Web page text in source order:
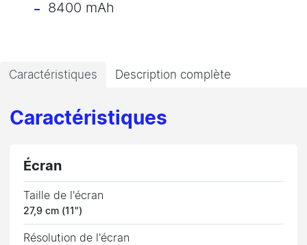
8400 mAh
Caractéristiques Description complète
Caractéristiques
Écran
Taille de l'écran
27,9 cm (11")
Résolution de l'écran